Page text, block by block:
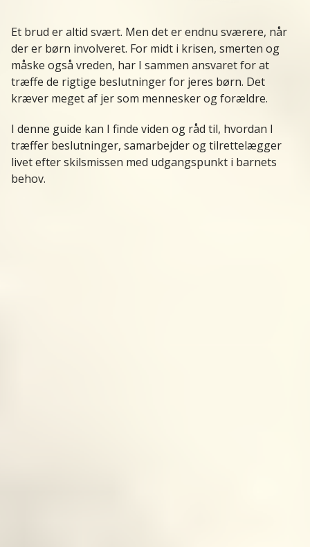
Et brud er altid svært. Men det er endnu sværere, når
der er børn involveret. For midt i krisen, smerten og
måske også vreden, har I sammen ansvaret for at
træffe de rigtige beslutninger for jeres børn. Det
kræver meget af jer som mennesker og forældre.
I denne guide kan I finde viden og råd til, hvordan I
træffer beslutninger, samarbejder og tilrettelægger
livet efter skilsmissen med udgangspunkt i barnets
behov.